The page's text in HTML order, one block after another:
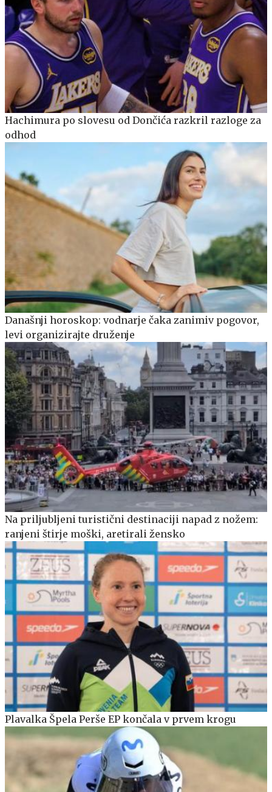
Hachimura po slovesu od Dončića razkril razloge za
odhod
Današnji horoskop: vodnarje čaka zanimiv pogovor,
levi organizirajte druženje
Na priljubljeni turistični destinaciji napad z nožem:
ranjeni štirje moški, aretirali žensko
Plavalka Špela Perše EP končala v prvem krogu